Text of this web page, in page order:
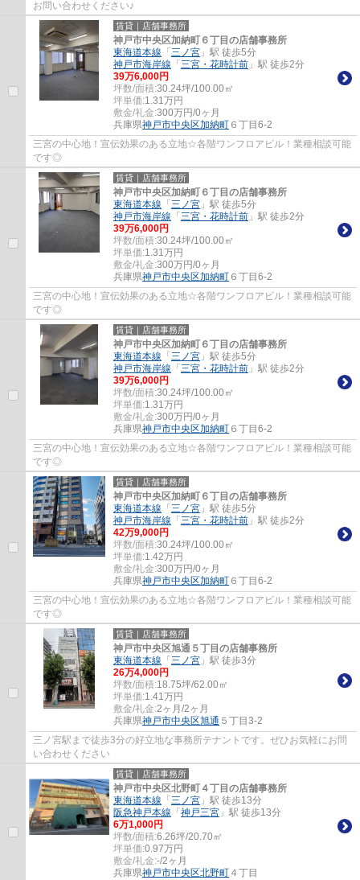
お問い合わせください♪
賃貸｜店舗事務所
神戸市中央区加納町６丁目の店舗事務所
東海道本線 「 三ノ宮 」駅 徒歩5分
神戸市海岸線 「 三宮・花時計前 」駅 徒歩2分
39万6,000円
坪数/面積:30.24坪/100.00㎡
坪単価:1.31万円
敷金/礼金:300万円/0ヶ月
兵庫県神戸市中央区加納町 ６丁目6-2
三宮の中心地！宣伝効果のある立地☆各階ワンフロアビル！業種相談可能
です◎
賃貸｜店舗事務所
神戸市中央区加納町６丁目の店舗事務所
東海道本線 「 三ノ宮 」駅 徒歩5分
神戸市海岸線 「 三宮・花時計前 」駅 徒歩2分
39万6,000円
坪数/面積:30.24坪/100.00㎡
坪単価:1.31万円
敷金/礼金:300万円/0ヶ月
兵庫県神戸市中央区加納町 ６丁目6-2
三宮の中心地！宣伝効果のある立地☆各階ワンフロアビル！業種相談可能
です◎
賃貸｜店舗事務所
神戸市中央区加納町６丁目の店舗事務所
東海道本線 「 三ノ宮 」駅 徒歩5分
神戸市海岸線 「 三宮・花時計前 」駅 徒歩2分
39万6,000円
坪数/面積:30.24坪/100.00㎡
坪単価:1.31万円
敷金/礼金:300万円/0ヶ月
兵庫県神戸市中央区加納町 ６丁目6-2
三宮の中心地！宣伝効果のある立地☆各階ワンフロアビル！業種相談可能
です◎
賃貸｜店舗事務所
神戸市中央区加納町６丁目の店舗事務所
東海道本線 「 三ノ宮 」駅 徒歩5分
神戸市海岸線 「 三宮・花時計前 」駅 徒歩2分
42万9,000円
坪数/面積:30.24坪/100.00㎡
坪単価:1.42万円
敷金/礼金:300万円/0ヶ月
兵庫県神戸市中央区加納町 ６丁目6-2
三宮の中心地！宣伝効果のある立地☆各階ワンフロアビル！業種相談可能
です◎
賃貸｜店舗事務所
神戸市中央区旭通５丁目の店舗事務所
東海道本線 「 三ノ宮 」駅 徒歩3分
26万4,000円
坪数/面積:18.75坪/62.00㎡
坪単価:1.41万円
敷金/礼金:2ヶ月/2ヶ月
兵庫県神戸市中央区旭通 ５丁目3-2
三ノ宮駅まで徒歩3分の好立地な事務所テナントです。ぜひお気軽にお問
い合わせください
賃貸｜店舗事務所
神戸市中央区北野町４丁目の店舗事務所
東海道本線 「 三ノ宮 」駅 徒歩13分
阪急神戸本線 「 神戸三宮 」駅 徒歩13分
6万1,000円
坪数/面積:6.26坪/20.70㎡
坪単価:0.97万円
敷金/礼金:-/2ヶ月
兵庫県神戸市中央区北野町 ４丁目